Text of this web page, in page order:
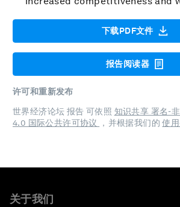
下载PDF文件
报告阅读器
许可和重新发布
世界经济论坛 报告 可依照 知识共享 署名-
4.0 国际公共许可协议
，并根据我们的使
关于我们